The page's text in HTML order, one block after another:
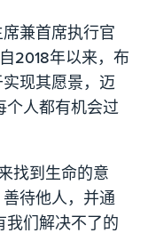
兼首席执行官
2018年以来，布
现其愿景，迈
个人都有机会过
找到生命的意
待他人，并通
我们解决不了的